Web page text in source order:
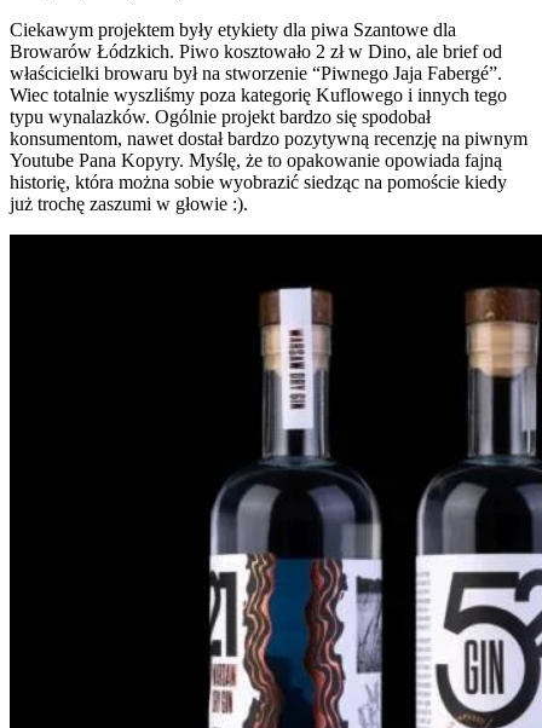
Ciekawym projektem były etykiety dla piwa Szantowe dla
Browarów Łódzkich. Piwo kosztowało 2 zł w Dino, ale brief od
właścicielki browaru był na stworzenie “Piwnego Jaja Fabergé”.
Wiec totalnie wyszliśmy poza kategorię Kuflowego i innych tego
typu wynalazków. Ogólnie projekt bardzo się spodobał
konsumentom, nawet dostał bardzo pozytywną recenzję na piwnym
Youtube Pana Kopyry. Myślę, że to opakowanie opowiada fajną
historię, która można sobie wyobrazić siedząc na pomoście kiedy
już trochę zaszumi w głowie :).